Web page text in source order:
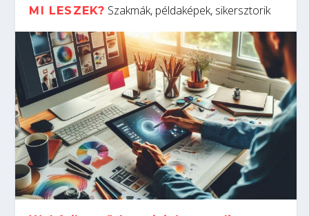
Hogyan készíts ATS-barát önéletrajzot?
Így növelheted az esélyedet az
állásinterjúra...
Kitalálod, mire használják ezeket a
gépeket?
Nem sikerült az egyetemi felvételi?
Tanulj szakmát!
Szoftverfejlesztő: verseny kódban –
amikor néhány sor program dönti el a
világversenyt...
MI LESZEK? Szakmák, példaképek, sikersztorik